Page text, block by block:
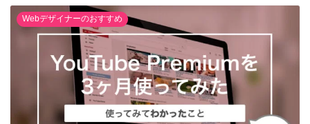
Webデザイナーのおすすめ